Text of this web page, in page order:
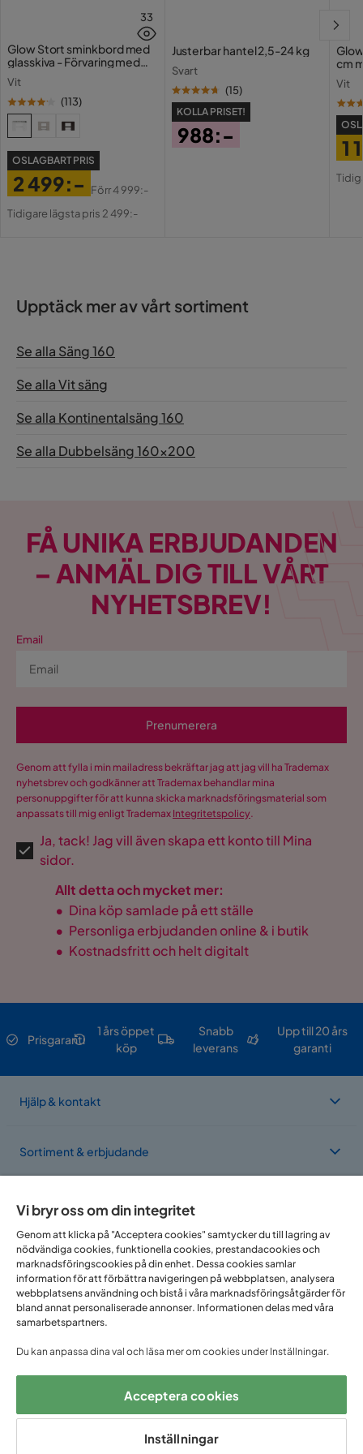
33
Glow Stort sminkbord med
glasskiva - Förvaring med
Vit
(113)
OSLAGBART PRIS
Pris
2 499:-
Original
Förr4 999:-
Tidigare lägsta pris 2 499:-
Justerbar hantel 2,5-24 kg
Svart
(15)
KOLLA PRISET!
988:-
cm
Vit
1
Upptäck mer av vårt sortiment
Se alla Säng 160
Se alla Vit säng
Se alla Kontinentalsäng 160
Se alla Dubbelsäng 160x200
FÅ UNIKA ERBJUDANDEN
– ANMÄL DIG TILL VÅRT
NYHETSBREV!
Email
Prenumerera
Genom att fylla i min mailadress bekräftar jag att jag vill ha Trademax
nyhetsbrev och godkänner att Trademax behandlar mina
personuppgifter för att kunna skicka marknadsföringsmaterial som
anpassats till mig enligt Trademax Integritetspolicy.
Ja, tack! Jag vill även skapa ett konto till Mina
sidor.
Allt detta och mycket mer:
• Dina köp samlade på ett ställe
• Personliga erbjudanden online & i butik
• Kostnadsfritt och helt digitalt
Prisgaranti
1 års öppet
köp
Snabb
leverans
Upp till 20 års
garanti
Hjälp & kontakt
Sortiment & erbjudande
Om Trademax
Vi finns i flera länder
Följ oss på:
Vi bryr oss om din integritet
Genom att klicka på "Acceptera cookies" samtycker du till lagring av
nödvändiga cookies, funktionella cookies, prestandacookies och
marknadsföringscookies på din enhet. Dessa cookies samlar
information för att förbättra navigeringen på webbplatsen, analysera
webbplatsens användning och bistå i våra marknadsföringsåtgärder för
bland annat personaliserade annonser. Informationen delas med våra
samarbetspartners.
Du kan anpassa dina val och läsa mer om cookies under Inställningar.
Acceptera cookies
Inställningar